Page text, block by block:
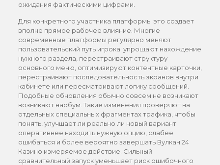
ожидания фактическими цифрами.
Для конкретного участника платформы это создает
вполне прямое рабочее влияние. Многие
современные платформы регулярно меняют
пользовательский путь игрока: упрощают нахождение
нужного раздела, перестраивают структуру
основного меню, оптимизируют контентные карточки,
перестраивают последовательность экранов внутри
кабинете или пересматривают логику сообщений.
Подобные обновления обычно совсем не возникают
возникают наобум. Такие изменения проверяют на
отдельных специальных фрагментах трафика, чтобы
понять, улучшает ли реально ли новый вариант
оперативнее находить нужную опцию, слабее
ошибаться и более вероятно завершать Вулкан 24
Казино измеряемое действие. Сильный
сравнительный запуск уменьшает риск ошибочного